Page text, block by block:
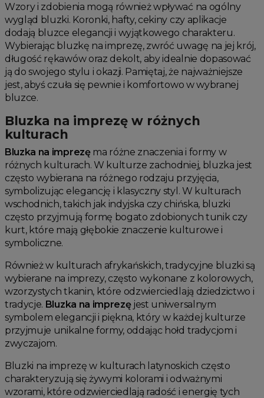
Wzory i zdobienia mogą również wpływać na ogólny
wygląd bluzki. Koronki, hafty, cekiny czy aplikacje
dodają bluzce elegancji i wyjątkowego charakteru.
Wybierając bluzkę na imprezę, zwróć uwagę na jej krój,
długość rękawów oraz dekolt, aby idealnie dopasować
ją do swojego stylu i okazji. Pamiętaj, że najważniejsze
jest, abyś czuła się pewnie i komfortowo w wybranej
bluzce.
Bluzka na imprezę w różnych
kulturach
Bluzka na imprezęma różne znaczenia i formy w
różnych kulturach. W kulturze zachodniej, bluzka jest
często wybierana na różnego rodzaju przyjęcia,
symbolizując elegancję i klasyczny styl. W kulturach
wschodnich, takich jak indyjska czy chińska, bluzki
często przyjmują formę bogato zdobionych tunik czy
kurt, które mają głębokie znaczenie kulturowe i
symboliczne.
Również w kulturach afrykańskich, tradycyjne bluzki są
wybierane na imprezy, często wykonane z kolorowych,
wzorzystych tkanin, które odzwierciedlają dziedzictwo i
tradycje. Bluzka na imprezęjest uniwersalnym
symbolem elegancji i piękna, który w każdej kulturze
przyjmuje unikalne formy, oddając hołd tradycjom i
zwyczajom.
Bluzki na imprezę w kulturach latynoskich często
charakteryzują się żywymi kolorami i odważnymi
wzorami, które odzwierciedlają radość i energię tych